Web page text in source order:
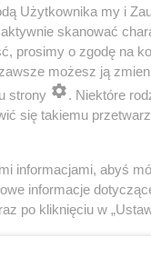
mleko w
Użytkownika my i
skanować
prosimy o zgodę na
możesz ją
strony
. Niektóre
się takiemu
informacjami, abyś
informacje
po kliknięciu w